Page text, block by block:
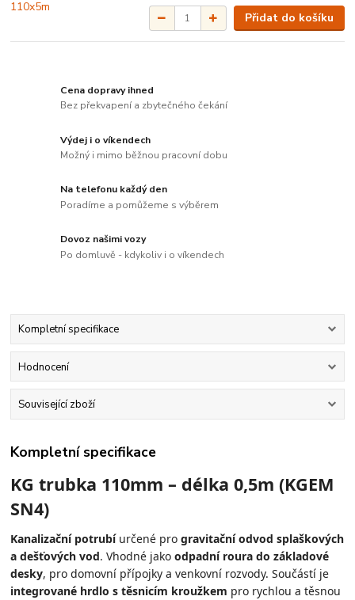
Přidat do košíku
Cena dopravy ihned
Bez překvapení a zbytečného čekání
Výdej i o víkendech
Možný i mimo běžnou pracovní dobu
Na telefonu každý den
Poradíme a pomůžeme s výběrem
Dovoz našimi vozy
Po domluvě - kdykoliv i o víkendech
Kompletní specifikace
Hodnocení
Související zboží
Kompletní specifikace
KG trubka 110mm – délka 0,5m (KGEM
SN4)
Kanalizační potrubíurčené progravitační odvod splaškových
a dešťových vod. Vhodné jakoodpadní roura do základové
desky, pro domovní přípojky a venkovní rozvody. Součástí je
integrované hrdlo s těsnicím kroužkem pro rychlou a těsnou